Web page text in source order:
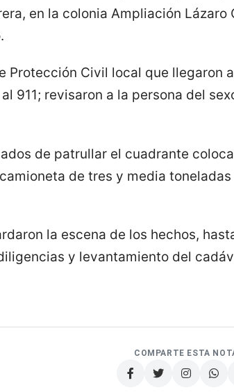
en la colonia Ampliación
Protección Civil local que llegaron
911; revisaron a la persona del
de patrullar el cuadrante
de tres y media
la escena de los hechos,
y levantamiento del
COMPARTE ESTA